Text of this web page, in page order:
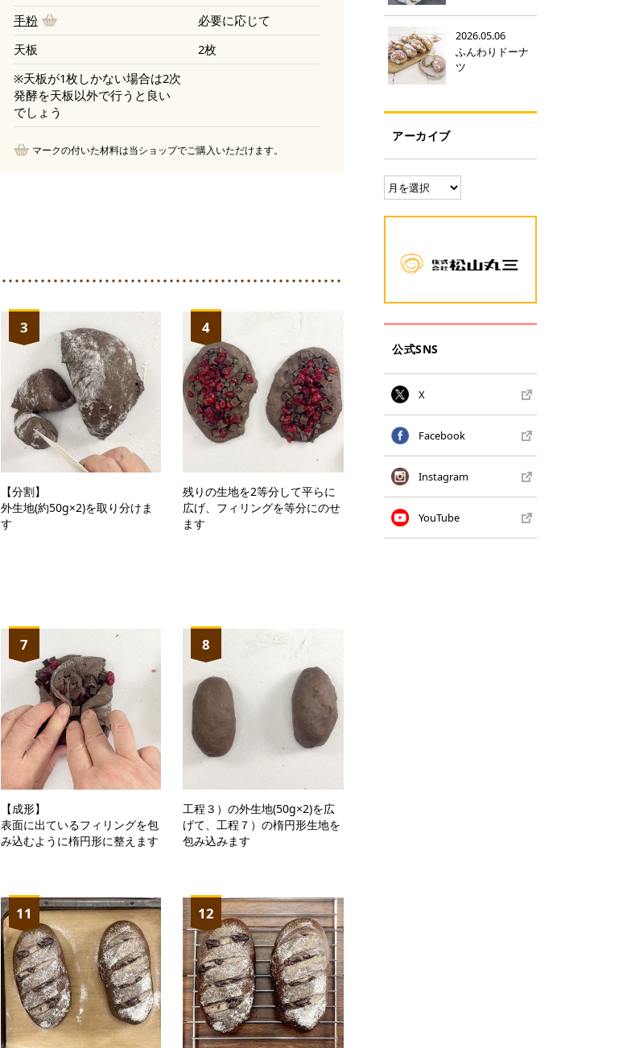
手粉
必要に応じて
天板
2枚
※天板が1枚しかない場合は2次
発酵を天板以外で行うと良い
でしょう
マークの付いた材料は当ショップでご購入いただけます。
3
【分割】
外生地(約50g×2)を取り分けま
す
4
残りの生地を2等分して平らに
広げ、フィリングを等分にのせ
ます
7
【成形】
表面に出ているフィリングを包
み込むように楕円形に整えます
8
工程３）の外生地(50g×2)を広
げて、工程７）の楕円形生地を
包み込みます
11 12
2026.05.06
ふんわりドーナ
ツ
アーカイブ
公式SNS
X
Facebook
Instagram
YouTube